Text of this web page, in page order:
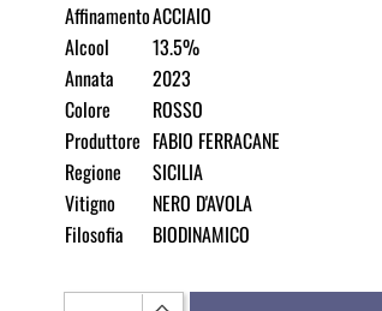
AffinamentoACCIAIO
Alcool
13.5%
Annata
2023
Colore
ROSSO
Produttore FABIO FERRACANE
Regione
SICILIA
Vitigno
NERO D'AVOLA
Filosofia
BIODINAMICO